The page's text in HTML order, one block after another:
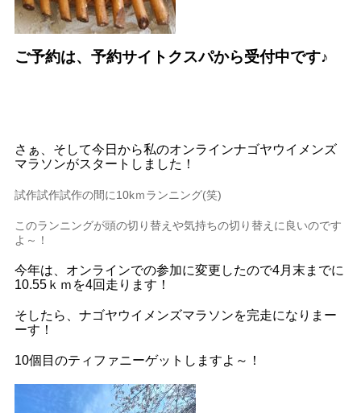
ご予約は、予約サイトクスパから受付中です♪
さぁ、そして今日から私のオンラインナゴヤウイメンズ
マラソンがスタートしました！
試作試作試作の間に10kｍランニング(笑)
このランニングが頭の切り替えや気持ちの切り替えに良いのです
よ～！
今年は、オンラインでの参加に変更したので4月末までに
10.55ｋｍを4回走ります！
そしたら、ナゴヤウイメンズマラソンを完走になりまー
ーす！
10個目のティファニーゲットしますよ～！